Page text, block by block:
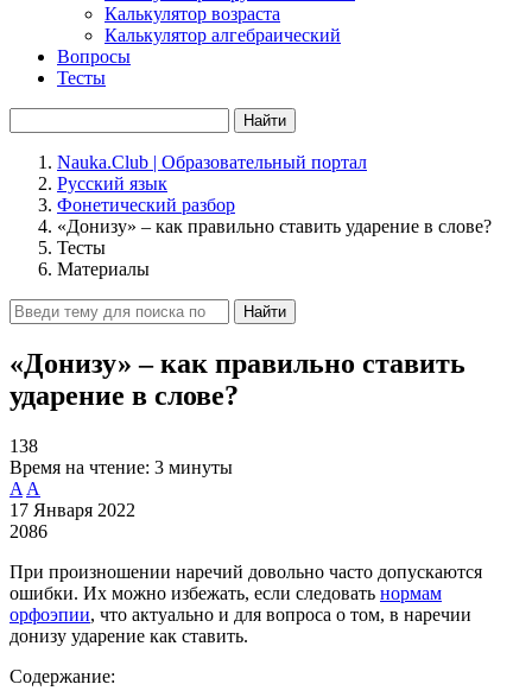
Калькулятор возраста
Калькулятор алгебраический
Вопросы
Тесты
Найти
Nauka.Club | Образовательный портал
Русский язык
Фонетический разбор
«Донизу» – как правильно ставить ударение в слове?
Тесты
Материалы
Найти
«Донизу» – как правильно ставить
ударение в слове?
138
Время на чтение: 3 минуты
A A
17 Января 2022
2086
При произношении наречий довольно часто допускаются
ошибки. Их можно избежать, если следовать нормам
орфоэпии, что актуально и для вопроса о том, в наречии
донизу ударение как ставить.
Содержание: